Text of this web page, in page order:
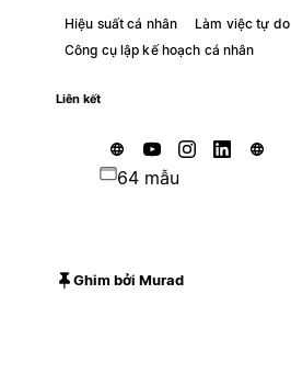
Hiệu suất cá nhân
Làm việc tự do
Công cụ lập kế hoạch cá nhân
Liên kết
64 mẫu
Ghim bởi Murad